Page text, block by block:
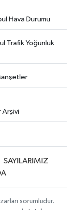
Hava Durumu
Trafik Yoğunluk
Arşivi
SAYILARIMIZ
sorumludur.